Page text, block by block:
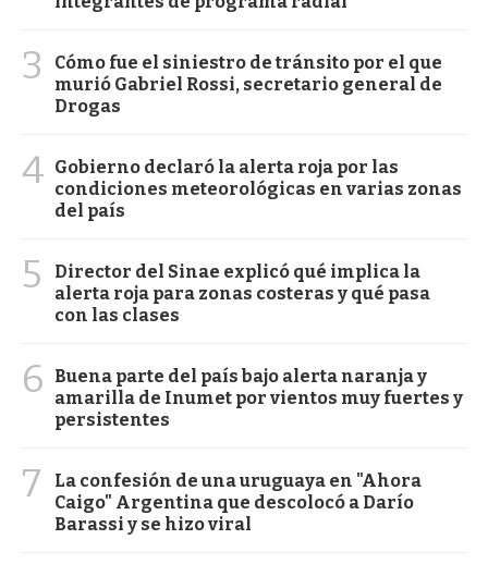
3
Cómo fue el siniestro de tránsito por el que
murió Gabriel Rossi, secretario general de
Drogas
4 Gobierno declaró la alerta roja por las
condiciones meteorológicas en varias zonas
del país
5
Director del Sinae explicó qué implica la
alerta roja para zonas costeras y qué pasa
con las clases
6
Buena parte del país bajo alerta naranja y
amarilla de Inumet por vientos muy fuertes y
persistentes
7
La confesión de una uruguaya en "Ahora
Caigo" Argentina que descolocó a Darío
Barassi y se hizo viral